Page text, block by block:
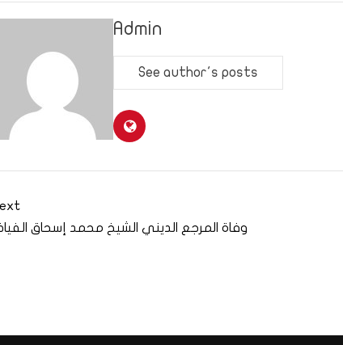
Admin
See author's posts
وفاة المرجع الديني الشيخ محمد إسحاق